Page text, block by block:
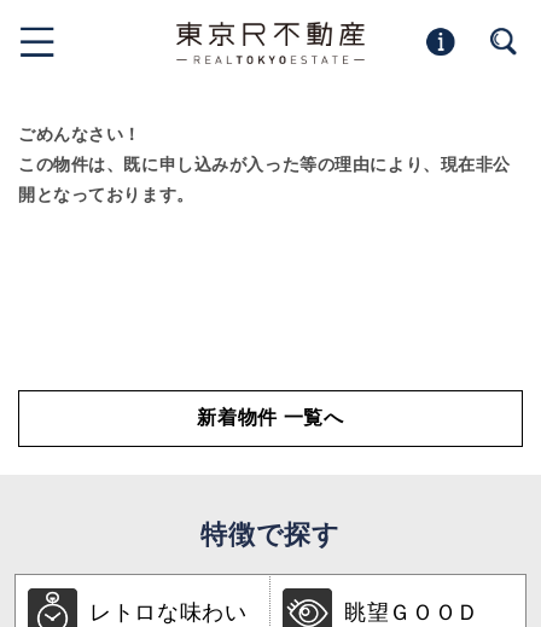
ごめんなさい！
この物件は、既に申し込みが入った等の理由により、現在非公
開となっております。
新着物件 一覧へ
特徴で探す
レトロな味わい 眺望ＧＯＯＤ